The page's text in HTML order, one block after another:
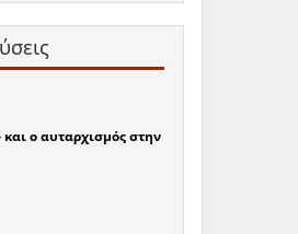
ο αυταρχισμός στην